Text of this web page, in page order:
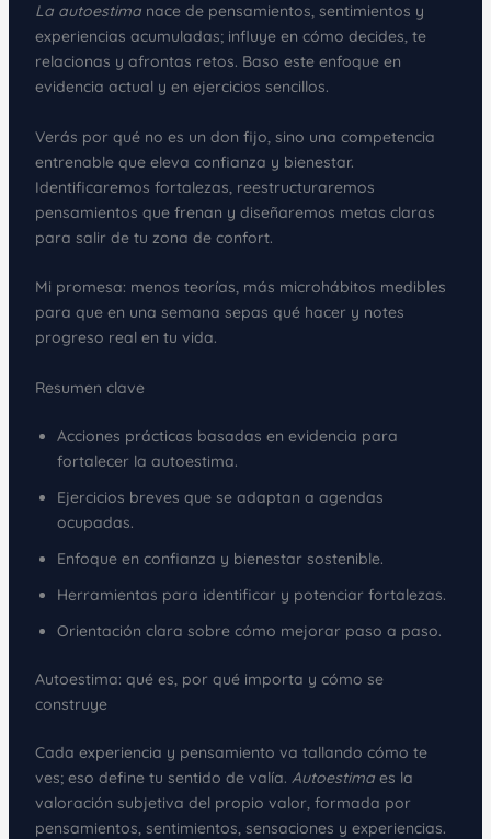
La autoestimanace de pensamientos, sentimientos y
experiencias acumuladas; influye en cómo decides, te
relacionas y afrontas retos. Baso este enfoque en
evidencia actual y en ejercicios sencillos.
Verás por qué no es un don fijo, sino una competencia
entrenable que eleva confianza y bienestar.
Identificaremos fortalezas, reestructuraremos
pensamientos que frenan y diseñaremos metas claras
para salir de tu zona de confort.
Mi promesa: menos teorías, más microhábitos medibles
para que en una semana sepas qué hacer y notes
progreso real en tu vida.
Resumen clave
Acciones prácticas basadas en evidencia para
fortalecer la autoestima.
Ejercicios breves que se adaptan a agendas
ocupadas.
Enfoque en confianza y bienestar sostenible.
Herramientas para identificar y potenciar fortalezas.
Orientación clara sobre cómo mejorar paso a paso.
Autoestima: qué es, por qué importa y cómo se
construye
Cada experiencia y pensamiento va tallando cómo te
ves; eso define tu sentido de valía. Autoestimaes la
valoración subjetiva del propio valor, formada por
pensamientos, sentimientos, sensaciones y experiencias.